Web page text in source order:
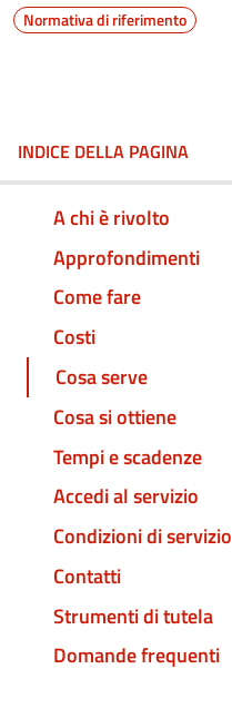
Normativa di riferimento
INDICE DELLA PAGINA
A chi è rivolto
Approfondimenti
Come fare
Costi
Cosa serve
Cosa si ottiene
Tempi e scadenze
Accedi al servizio
Condizioni di servizio
Contatti
Strumenti di tutela
Domande frequenti